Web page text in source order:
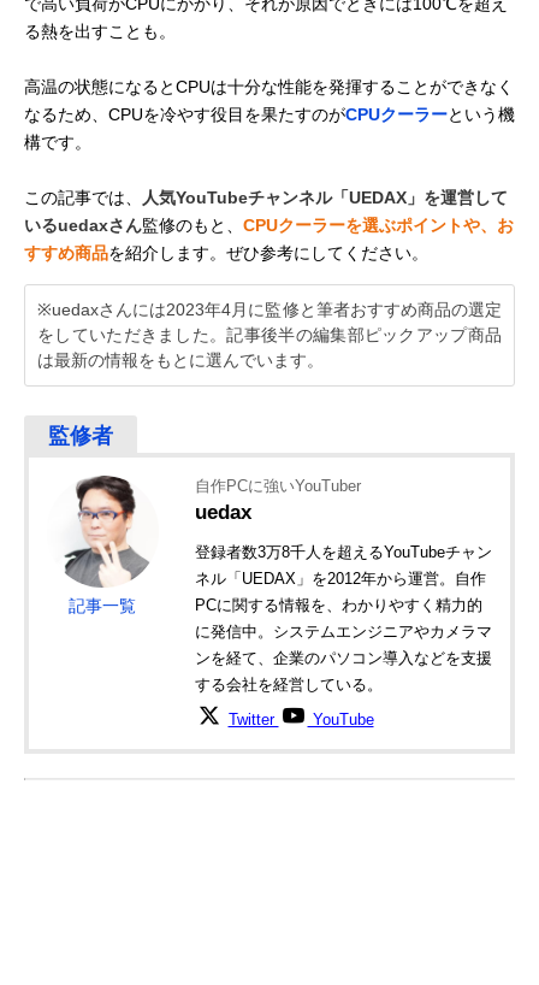
る熱を出すことも。
高温の状態になるとCPUは十分な性能を発揮することができなく
なるため、CPUを冷やす役目を果たすのがCPUクーラーという機
構です。
この記事では、
人気YouTubeチャンネル「UEDAX」を運営して
いるuedaxさん監修のもと、 CPUクーラーを選ぶポイントや、お
すすめ商品を紹介します。ぜひ参考にしてください。
※uedaxさんには2023年4月に監修と筆者おすすめ商品の選定
をしていただきました。記事後半の編集部ピックアップ商品
は最新の情報をもとに選んでいます。
記事一覧
自作PCに強いYouTuber
uedax
登録者数3万8千人を超えるYouTubeチャン
ネル「UEDAX」を2012年から運営。自作
PCに関する情報を、わかりやすく精力的
に発信中。システムエンジニアやカメラマ
ンを経て、企業のパソコン導入などを支援
する会社を経営している。
Twitter YouTube